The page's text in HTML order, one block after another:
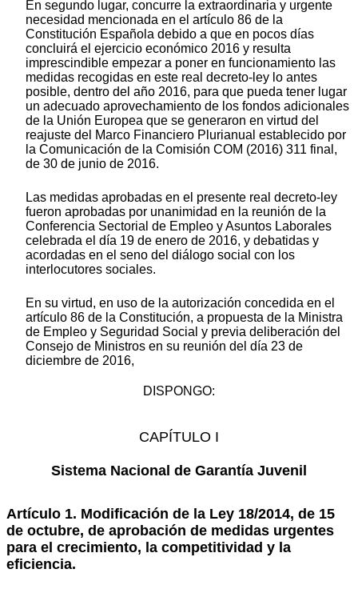
En segundo lugar, concurre la extraordinaria y urgente
necesidad mencionada en el artículo 86 de la
Constitución Española debido a que en pocos días
concluirá el ejercicio económico 2016 y resulta
imprescindible empezar a poner en funcionamiento las
medidas recogidas en este real decreto-ley lo antes
posible, dentro del año 2016, para que pueda tener lugar
un adecuado aprovechamiento de los fondos adicionales
de la Unión Europea que se generaron en virtud del
reajuste del Marco Financiero Plurianual establecido por
la Comunicación de la Comisión COM (2016) 311 final,
de 30 de junio de 2016.
Las medidas aprobadas en el presente real decreto-ley
fueron aprobadas por unanimidad en la reunión de la
Conferencia Sectorial de Empleo y Asuntos Laborales
celebrada el día 19 de enero de 2016, y debatidas y
acordadas en el seno del diálogo social con los
interlocutores sociales.
En su virtud, en uso de la autorización concedida en el
artículo 86 de la Constitución, a propuesta de la Ministra
de Empleo y Seguridad Social y previa deliberación del
Consejo de Ministros en su reunión del día 23 de
diciembre de 2016,
DISPONGO:
CAPÍTULO I
Sistema Nacional de Garantía Juvenil
Artículo 1. Modificación de la Ley 18/2014, de 15
de octubre, de aprobación de medidas urgentes
para el crecimiento, la competitividad y la
eficiencia.